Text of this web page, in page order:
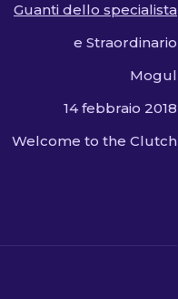
Guanti dello specialista
e Straordinario
Mogul
14 febbraio 2018
Welcome to the Clutch